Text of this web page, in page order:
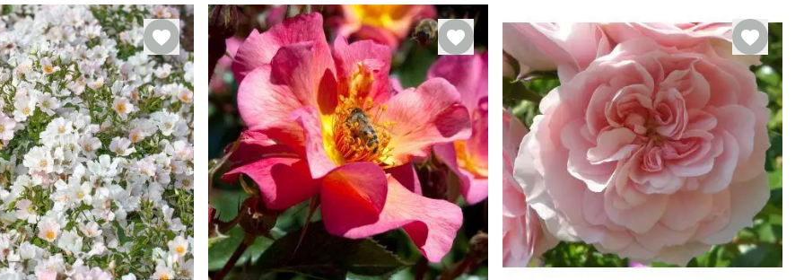
December
September tot
December